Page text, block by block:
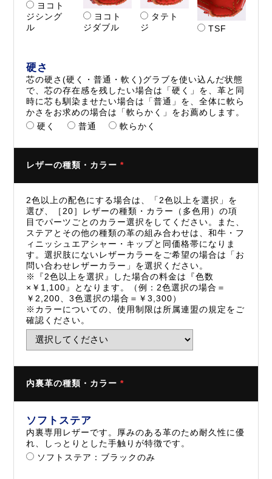
ヨコト
ジシング
ル
ヨコト
ジダブル
タテト
ジ
TSF
硬さ
芯の硬さ(硬く・普通・軟く)グラブを使い込んだ状態
で、芯の存在感を残したい場合は「硬く」を、革と同
時に芯も馴染ませたい場合は「普通」を、全体に軟ら
かさをお求めの場合は「軟らかく」をお薦めします。
硬く
普通 軟らかく
レザーの種類・カラー*
2色以上の配色にする場合は、「2色以上を選択」を
選び、［20］レザーの種類・カラー（多色用）の項
目でパーツごとのカラー選択をしてください。また、
ステアとその他の種類の革の組み合わせは、和牛・フ
ィニッシュエアシャー・キップと同価格帯になりま
す。選択肢にないレザーカラーをご希望の場合は「お
問い合わせレザーカラー」を選択ください。
※『2色以上を選択』した場合の料金は『色数
×￥1,100』となります。（例：2色選択の場合＝
￥2,200、3色選択の場合＝￥3,300）
※カラーについての、使用制限は所属連盟の規定をご
確認ください。
内裏革の種類・カラー*
ソフトステア
内裏専用レザーです。厚みのある革のため耐久性に優
れ、しっとりとした手触りが特徴です。
ソフトステア：ブラックのみ